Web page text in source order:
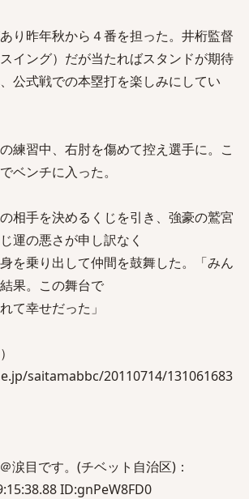
り昨年秋から４番を担った。井桁監督
イング）だが当たればスタンドが期待
公式戦での本塁打を楽しみにしてい
練習中、右肘を傷めて控え選手に。こ
ベンチに入った。
相手を決めるくじを引き、強豪の鷲宮
運の悪さが申し訳なく
を乗り出して仲間を鼓舞した。「みん
果。この舞台で
て幸せだった」
saitamabbc/20110714/131061683
涙目です。(チベット自治区)：
ID:gnPeW8FD0